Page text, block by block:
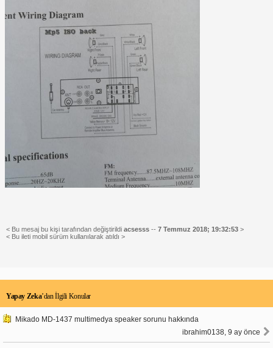
< Bu mesaj bu kişi tarafından değiştirildi acsesss -- 7 Temmuz 2018; 19:32:53 >
< Bu ileti mobil sürüm kullanılarak atıldı >
Yapay Zeka’dan İlgili Konular
Mikado MD-1437 multimedya speaker sorunu hakkında
ibrahim0138, 9 ay önce